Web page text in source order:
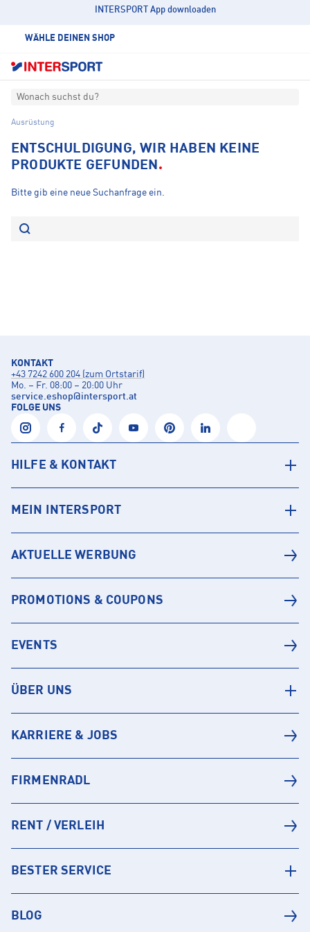
INTERSPORT App downloaden
WÄHLE DEINEN SHOP
Wonach suchst du?
Ausrüstung
ENTSCHULDIGUNG, WIR HABEN KEINE
PRODUKTE GEFUNDEN
Bitte gib eine neue Suchanfrage ein.
KONTAKT
+43 7242 600 204 (zum Ortstarif)
Mo. – Fr. 08:00 – 20:00 Uhr
service.eshop@intersport.at
FOLGE UNS
HILFE & KONTAKT
MEIN INTERSPORT
AKTUELLE WERBUNG
PROMOTIONS & COUPONS
EVENTS
ÜBER UNS
KARRIERE & JOBS
FIRMENRADL
RENT / VERLEIH
BESTER SERVICE
BLOG